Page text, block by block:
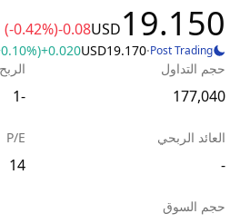
19.150
USD
-0.08
(-0.42%)
Post Trading
·
19.170
USD
+0.020
حجم التداول
177,040
-1
العائد الربحي
-
P/E
14
حجم السوق